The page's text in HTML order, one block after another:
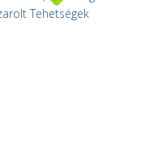
Tehetségek